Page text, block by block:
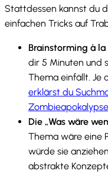
Stattdessen kannst du
einfachen Tricks auf
Brainstorming à
dir 5 Minuten und
Thema einfällt. Je
erklärst du
Die „Was wäre
Thema wäre eine
würde sie
abstrakte